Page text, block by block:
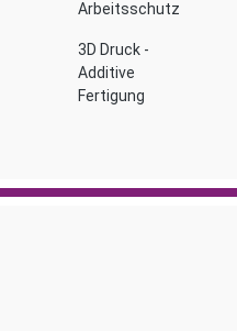
Arbeitsschutz
3D Druck -
Additive
Fertigung